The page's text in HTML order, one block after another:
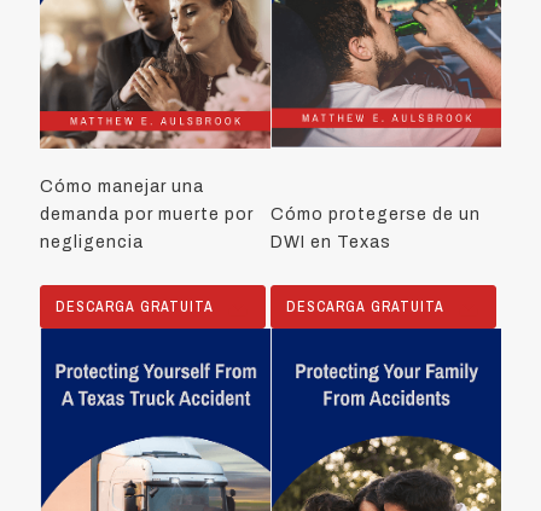
Cómo manejar una
demanda por muerte por
negligencia
DESCARGA GRATUITA
Cómo protegerse de un
DWI en Texas
DESCARGA GRATUITA